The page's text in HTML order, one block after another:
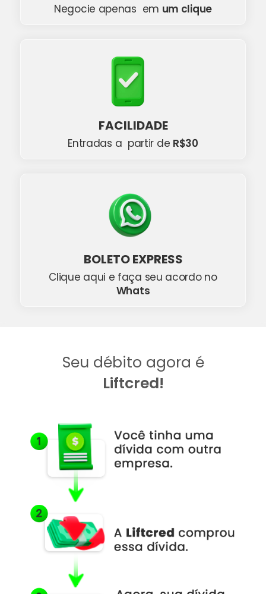
Negocie apenas em um clique
FACILIDADE
Entradas a partir de R$30
BOLETO EXPRESS
Clique aqui e faça seu acordo no
Whats
Seu débito agora é
Liftcred!